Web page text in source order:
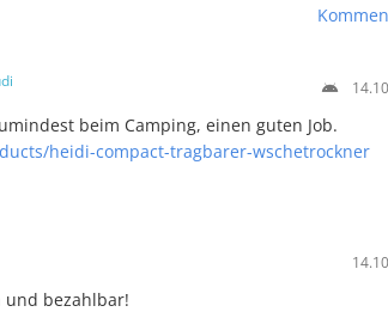
beim Camping, einen guten Job.
heidi-compact-tragbarer-wschetrockner
und bezahlbar!